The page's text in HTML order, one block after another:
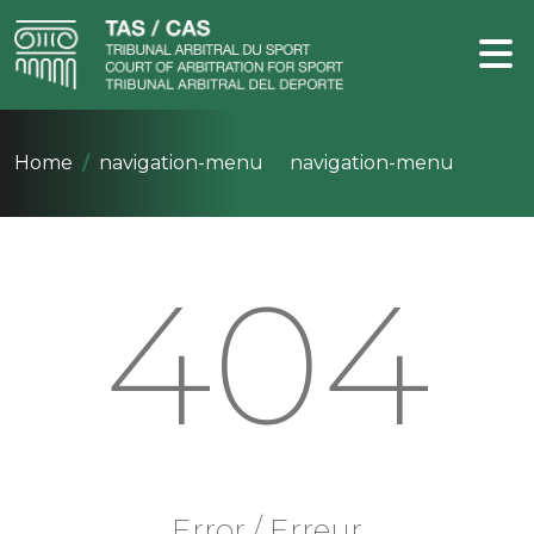
Home navigation-menu navigation-menu
404